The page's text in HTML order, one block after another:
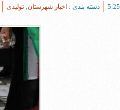
دسته بندی : اخبار شهرستان تولیدی